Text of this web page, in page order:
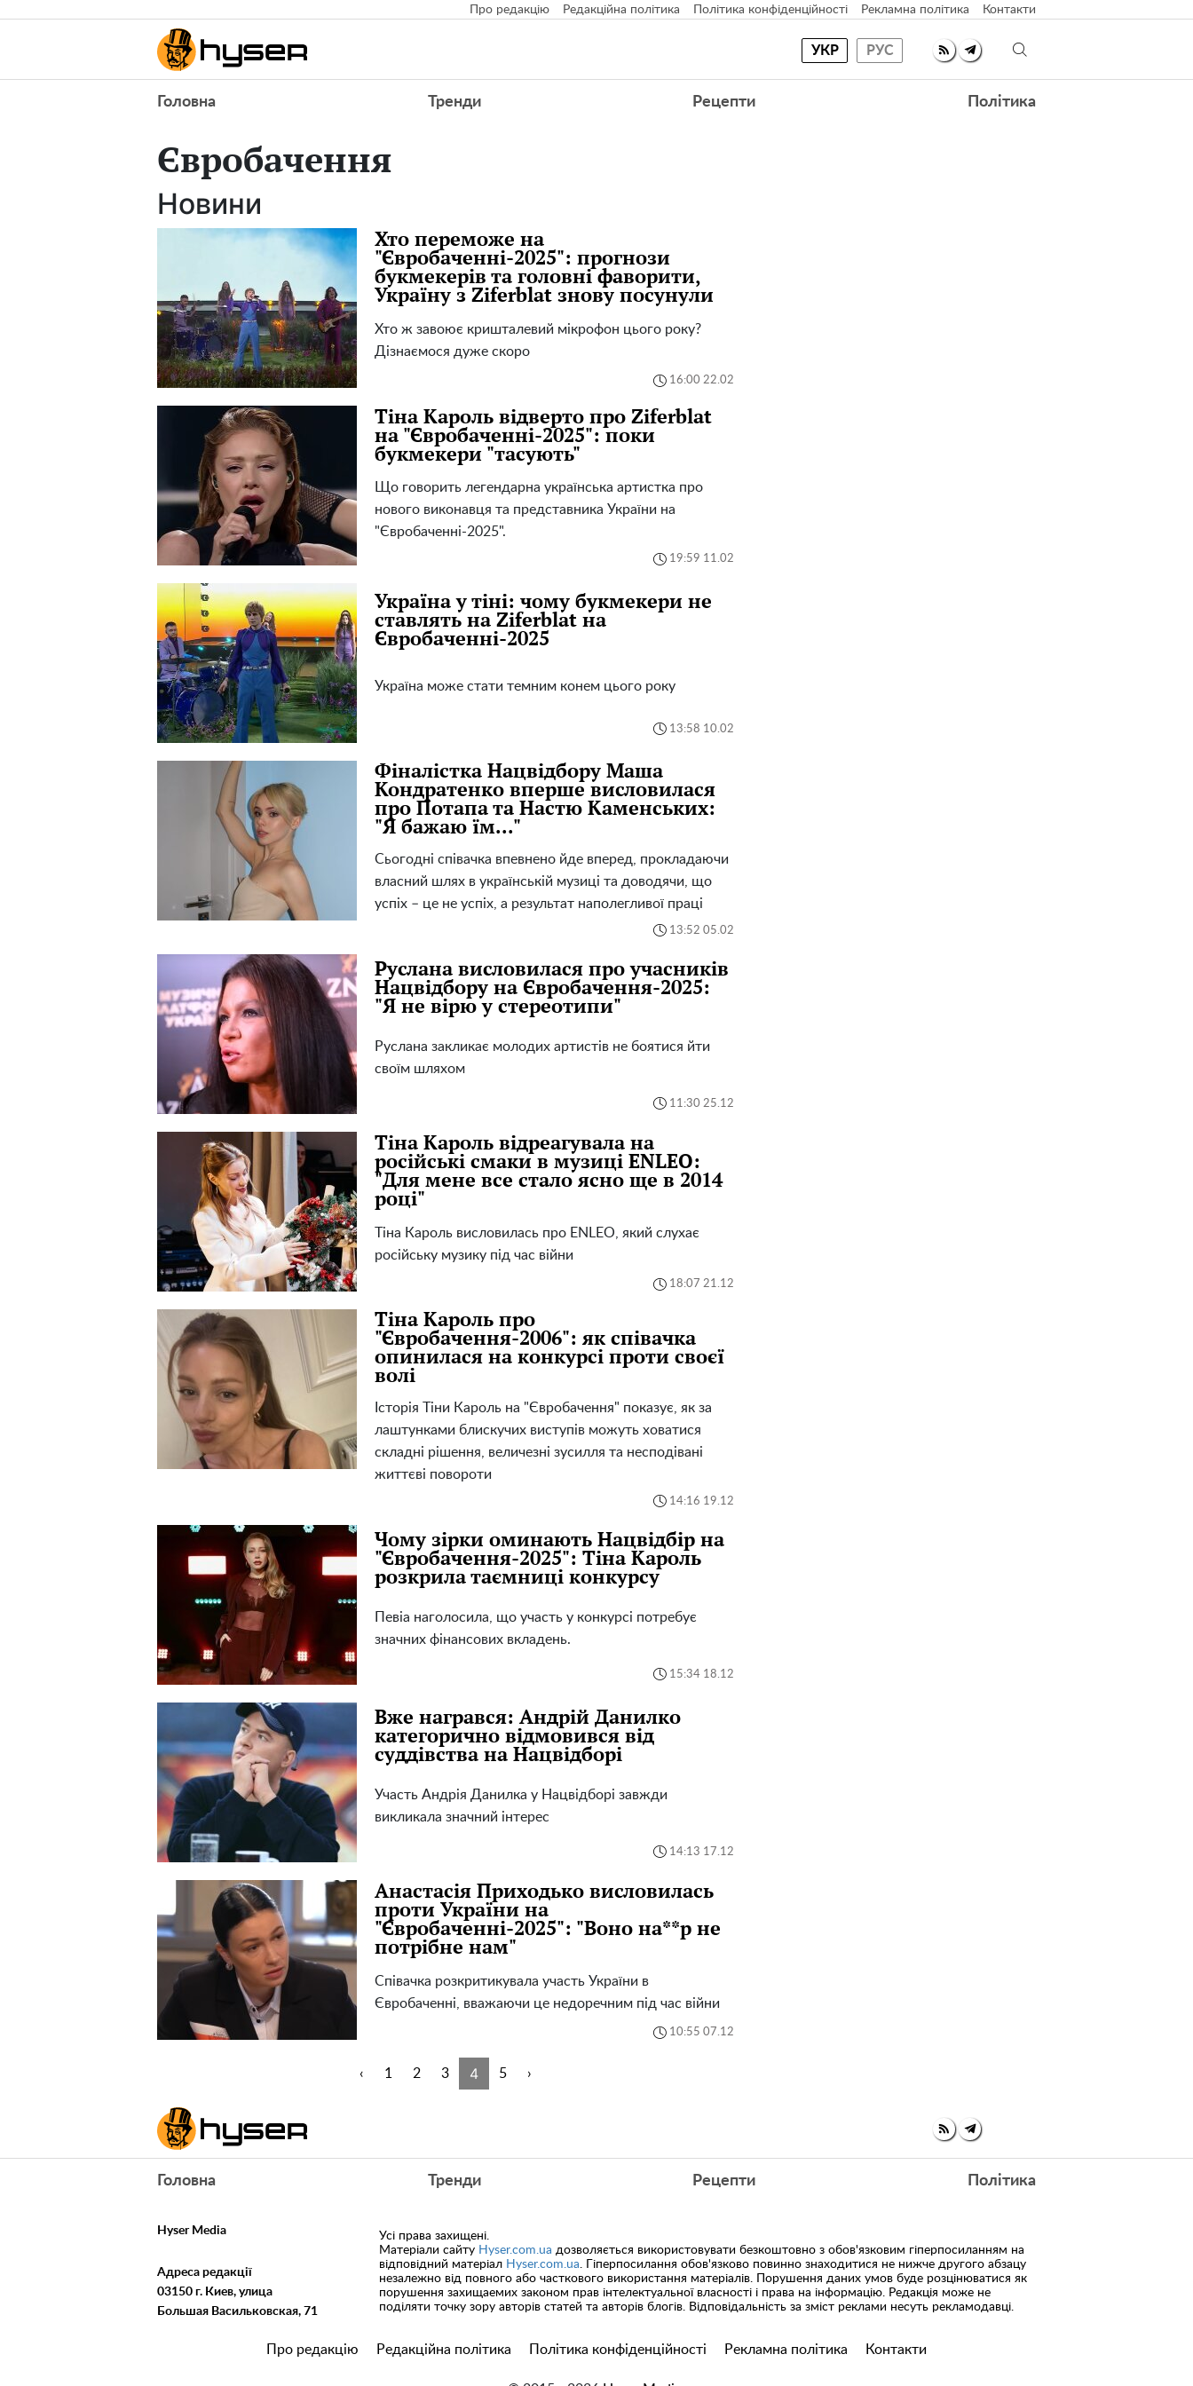
Про редакцію Редакційна політика Політика конфіденційності Рекламна політика Контакти
УКР РУС
Головна Тренди Рецепти Політика
Євробачення
Новини
Хто переможе на
"Євробаченні-2025": прогнози
букмекерів та головні фаворити,
Україну з Ziferblat знову посунули
Хто ж завоює кришталевий мікрофон цього року?
Дізнаємося дуже скоро
16:00 22.02
Тіна Кароль відверто про Ziferblat
на "Євробаченні-2025": поки
букмекери "тасують"
Що говорить легендарна українська артистка про
нового виконавця та представника України на
"Євробаченні-2025".
19:59 11.02
Україна у тіні: чому букмекери не
ставлять на Ziferblat на
Євробаченні-2025
Україна може стати темним конем цього року
13:58 10.02
Фіналістка Нацвідбору Маша
Кондратенко вперше висловилася
про Потапа та Настю Каменських:
"Я бажаю їм..."
Сьогодні співачка впевнено йде вперед, прокладаючи
власний шлях в українській музиці та доводячи, що
успіх – це не успіх, а результат наполегливої ​​праці
13:52 05.02
Руслана висловилася про учасників
Нацвідбору на Євробачення-2025:
"Я не вірю у стереотипи"
Руслана закликає молодих артистів не боятися йти
своїм шляхом
11:30 25.12
Тіна Кароль відреагувала на
російські смаки в музиці ENLEO:
"Для мене все стало ясно ще в 2014
році"
Тіна Кароль висловилась про ENLEO, який слухає
російську музику під час війни
18:07 21.12
Тіна Кароль про
"Євробачення-2006": як співачка
опинилася на конкурсі проти своєї
волі
Історія Тіни Кароль на "Євробачення" показує, як за
лаштунками блискучих виступів можуть ховатися
складні рішення, величезні зусилля та несподівані
життєві повороти
14:16 19.12
Чому зірки оминають Нацвідбір на
"Євробачення-2025": Тіна Кароль
розкрила таємниці конкурсу
Певіа наголосила, що участь у конкурсі потребує
значних фінансових вкладень.
15:34 18.12
Вже награвся: Андрій Данилко
категорично відмовився від
суддівства на Нацвідборі
Участь Андрія Данилка у Нацвідборі завжди
викликала значний інтерес
14:13 17.12
Анастасія Приходько висловилась
проти України на
"Євробаченні-2025": "Воно на**р не
потрібне нам"
Співачка розкритикувала участь України в
Євробаченні, вважаючи це недоречним під час війни
10:55 07.12
‹ 1 2 3 4 5 ›
Головна Тренди Рецепти Політика
Hyser Media
Адреса редакції
03150 г. Киев, улица
Большая Васильковская, 71
Усі права захищені.
Матеріали сайту Hyser.com.ua дозволяється використовувати безкоштовно з обов'язковим гіперпосиланням на
відповідний матеріал Hyser.com.ua . Гіперпосилання обов'язково повинно знаходитися не нижче другого абзацу
незалежно від повного або часткового використання матеріалів. Порушення даних умов буде розцінюватися як
порушення захищаемих законом прав інтелектуальної власності і права на інформацію. Редакція може не
поділяти точку зору авторів статей та авторів блогів. Відповідальність за зміст реклами несуть рекламодавці.
Про редакцію Редакційна політика Політика конфіденційності Рекламна політика Контакти